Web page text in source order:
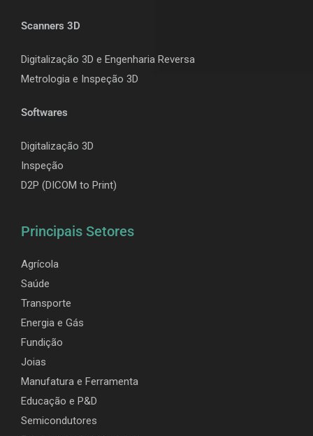
Scanners 3D
Digitalização 3D e Engenharia Reversa
Metrologia e Inspeção 3D
Softwares
Digitalização 3D
Inspeção
D2P (DICOM to Print)
Principais Setores
Agrícola
Saúde
Transporte
Energia e Gás
Fundição
Joias
Manufatura e Ferramenta
Educação e P&D
Semicondutores